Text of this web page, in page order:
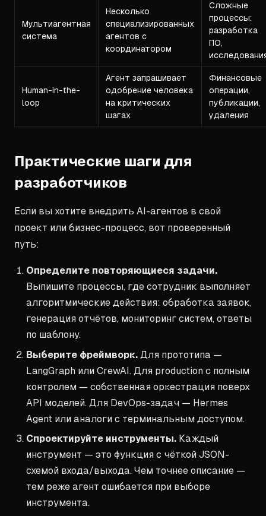
Мультиагентная
система
Несколько
специализированных
агентов с
координатором
Сложные
процессы:
разработка
ПО,
Human-in-the-
loop
Агент запрашивает
одобрение человека
на критических
шагах
Финансовые
операции,
публикации,
удаления
Практические шаги для
разработчиков
Если вы хотите внедрить AI-агентов в свой
проект или бизнес-процесс, вот проверенный
путь:
Определите повторяющиеся задачи.
Выпишите процессы, где сотрудник выполняет
алгоритмические действия: обработка заявок,
генерация отчётов, мониторинг систем, ответы
по шаблону.
Выберите фреймворк. Для прототипа —
LangGraph или CrewAI. Для production с полным
контролем — собственная оркестрация поверх
API моделей. Для DevOps-задач — Hermes
Agent или аналоги с терминальным доступом.
Спроектируйте инструменты. Каждый
инструмент — это функция с чёткой JSON-
схемой входа/выхода. Чем точнее описание —
тем реже агент ошибается при выборе
инструмента.